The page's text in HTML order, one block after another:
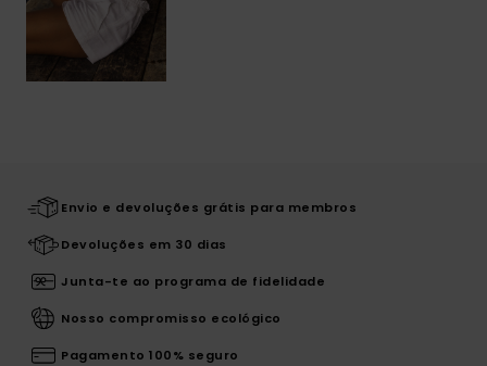
Envio e devoluções grátis para membros
Devoluções em 30 dias
Junta-te ao programa de fidelidade
Nosso compromisso ecológico
Pagamento 100% seguro